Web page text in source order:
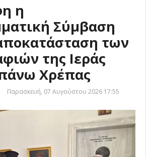
η
Σύμβαση
των
της Ιεράς
Χρέπας
Παρασκευή, 07 Αυγούστου 2026 17:55